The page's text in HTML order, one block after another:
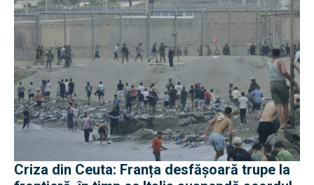
Criza din Ceuta: Franța desfășoară trupe la